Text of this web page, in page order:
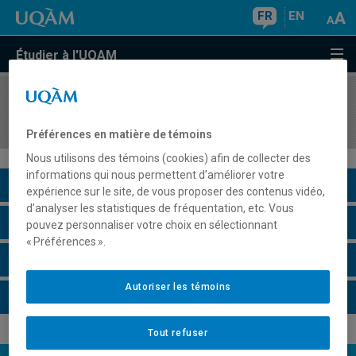
FR EN
Étudier à l'UQAM
COURS//
Description du cours
Horaire - Été 2026
Préférences en matière de témoins
Nous utilisons des témoins (cookies) afin de collecter des
informations qui nous permettent d’améliorer votre
expérience sur le site, de vous proposer des contenus vidéo,
d’analyser les statistiques de fréquentation, etc. Vous
pouvez personnaliser votre choix en sélectionnant
« Préférences ».
Tout refuser
Autoriser les témoins